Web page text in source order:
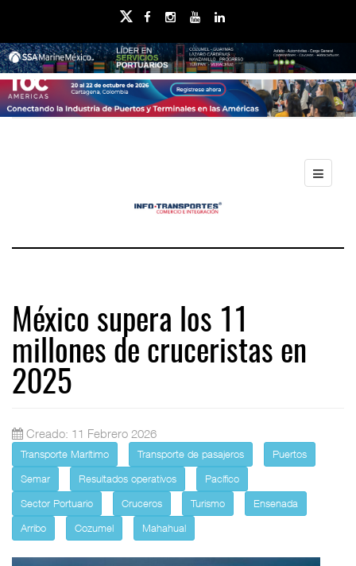
México supera los 11
millones de cruceristas en
2025
Creado: 11 Febrero 2026
Transporte Marítimo Transporte de pasajeros
Puertos
Semar
Resultados operativos
Pacífico
Sector Portuario
Cruceros Turismo
Ensenada
Arribo
Cozumel Mahahual